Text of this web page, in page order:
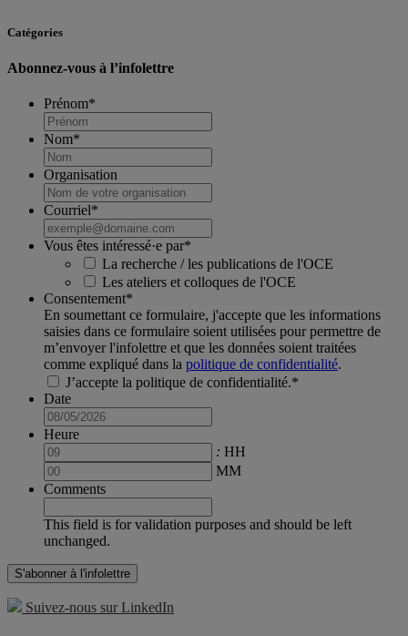
Catégories
Abonnez-vous à l’infolettre
Prénom*
Nom*
Organisation
Courriel*
Vous êtes intéressé·e par*
La recherche / les publications de l'OCE
Les ateliers et colloques de l'OCE
Consentement*
En soumettant ce formulaire, j'accepte que les informations
saisies dans ce formulaire soient utilisées pour permettre de
m’envoyer l'infolettre et que les données soient traitées
comme expliqué dans la politique de confidentialité.
J’accepte la politique de confidentialité.*
Date
Format:
MM
slash
DD
slash
YYYY
Heure
: HH
MM
Comments
This field is for validation purposes and should be left
unchanged.
Suivez-nous sur LinkedIn